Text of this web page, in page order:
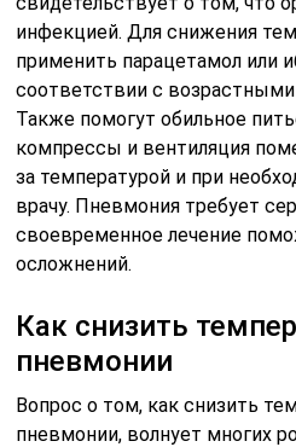
инфекцией. Для снижения
применить парацетамол или
соответствии с
Также помогут обильное
компрессы и вентиляция
за температурой и при
врачу. Пневмония требует
своевременное лечение
осложнений.
Как снизить
пневмонии
Вопрос о том, как снизить
пневмонии, волнует многих